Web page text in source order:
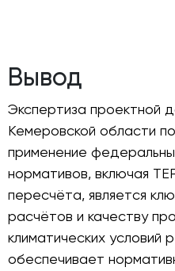
Вывод
Экспертиза проектной
Кемеровской области
применение
нормативов, включая
пересчёта, является
расчётов и качеству
климатических условий
обеспечивает